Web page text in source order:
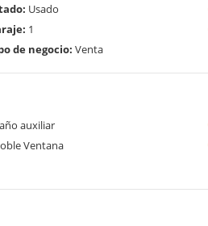
Usado
1
de negocio: Venta
auxiliar
Ventana